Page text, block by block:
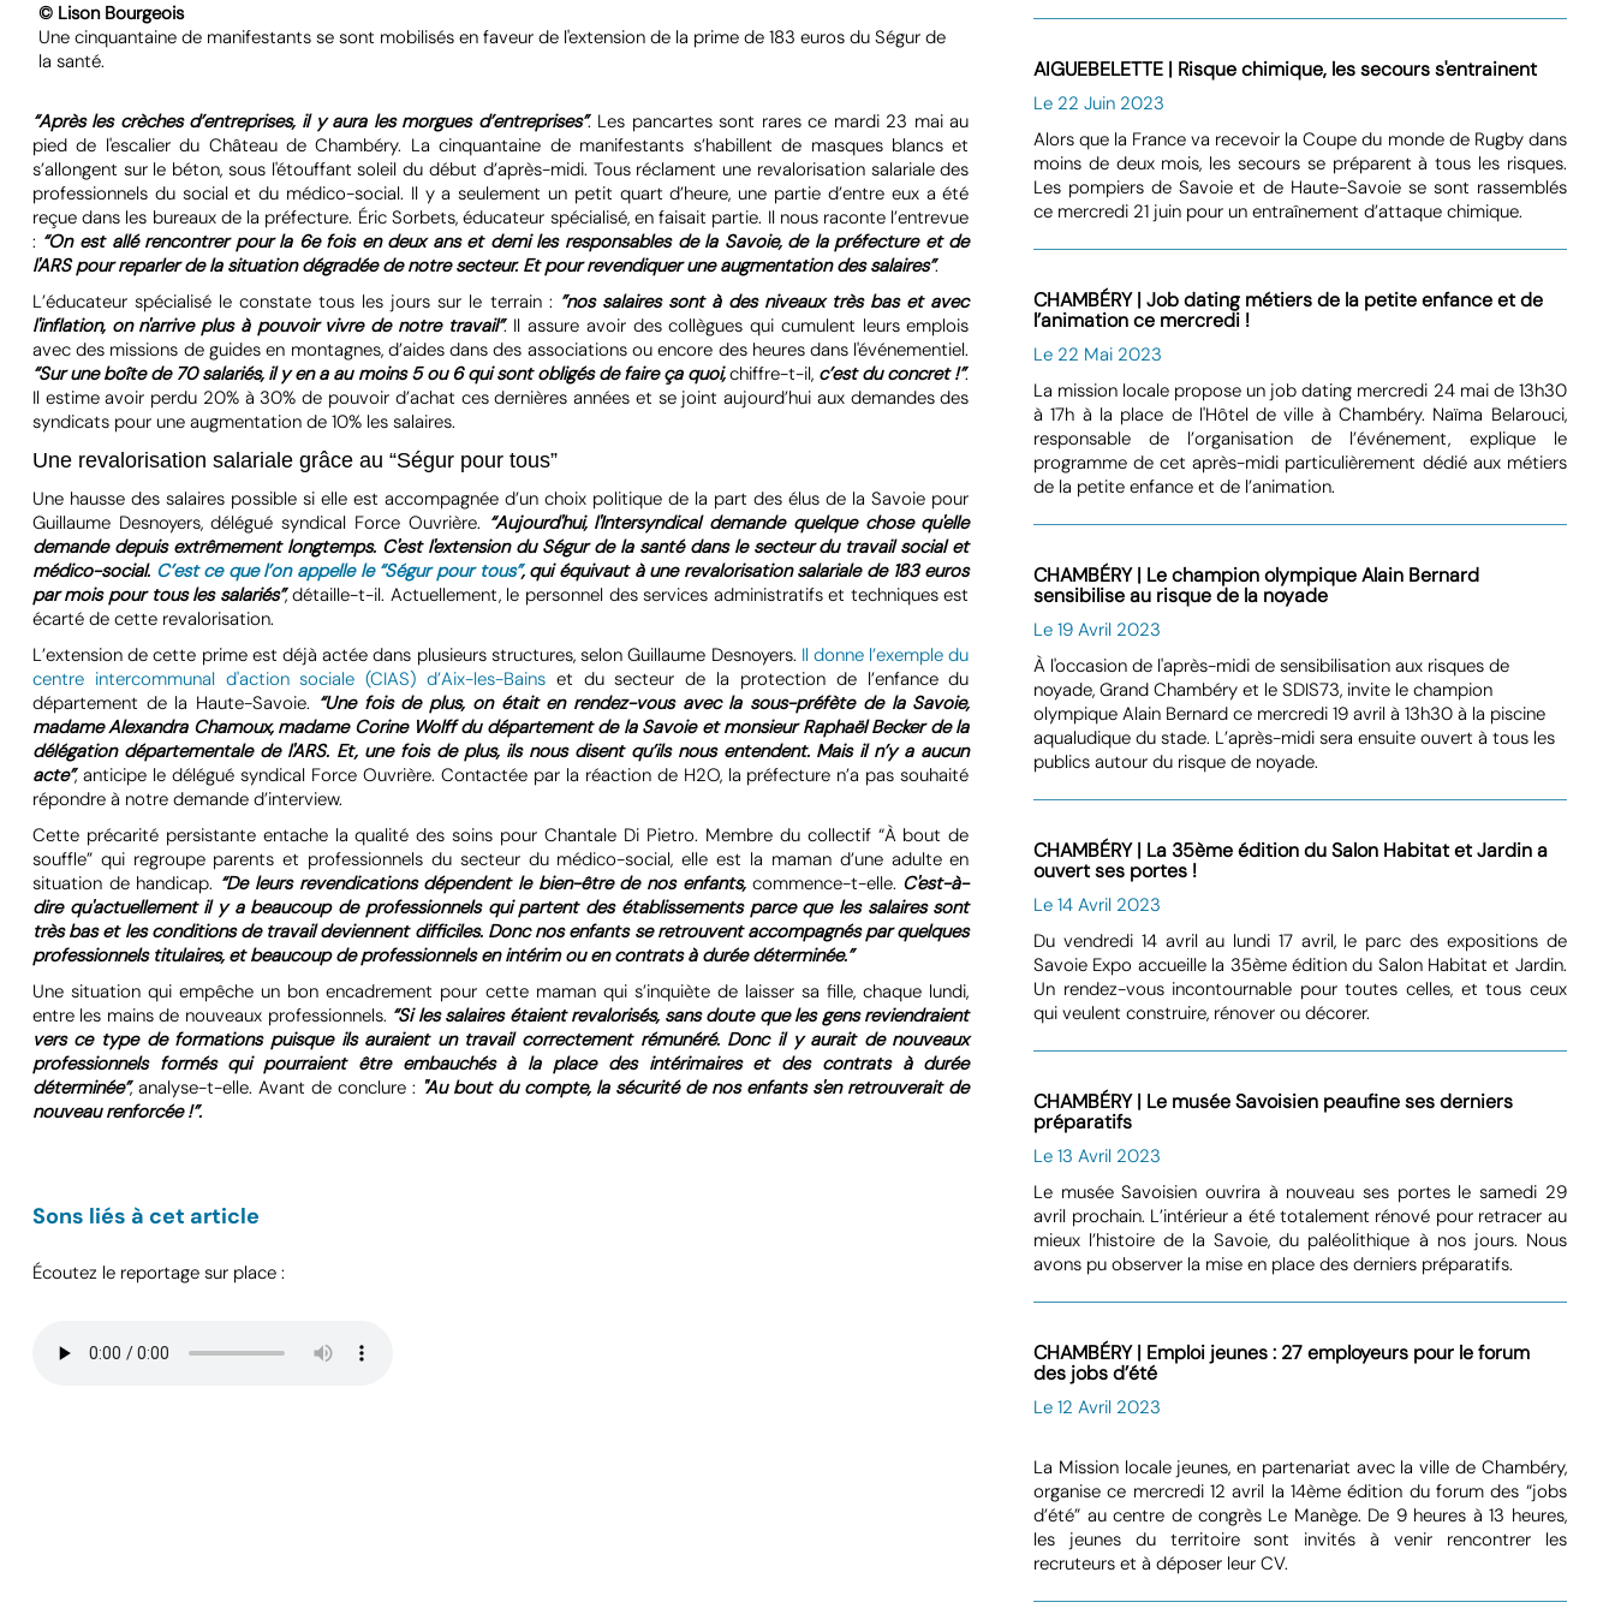
© Lison Bourgeois
Une cinquantaine de manifestants se sont mobilisés en faveur de l'extension de la prime de 183 euros du Ségur de
la santé.
“Après les crèches d’entreprises, il y aura les morgues d’entreprises”. Les pancartes sont rares ce mardi 23 mai au
pied de l'escalier du Château de Chambéry. La cinquantaine de manifestants s’habillent de masques blancs et
s’allongent sur le béton, sous l'étouffant soleil du début d’après-midi. Tous réclament une revalorisation salariale des
professionnels du social et du médico-social. Il y a seulement un petit quart d’heure, une partie d’entre eux a été
reçue dans les bureaux de la préfecture. Éric Sorbets, éducateur spécialisé, en faisait partie. Il nous raconte l’entrevue
: “On est allé rencontrer pour la 6e fois en deux ans et demi les responsables de la Savoie, de la préfecture et de
l'ARS pour reparler de la situation dégradée de notre secteur. Et pour revendiquer une augmentation des salaires”.
L’éducateur spécialisé le constate tous les jours sur le terrain : ”nos salaires sont à des niveaux très bas et avec
l'inflation, on n'arrive plus à pouvoir vivre de notre travail”. Il assure avoir des collègues qui cumulent leurs emplois
avec des missions de guides en montagnes, d’aides dans des associations ou encore des heures dans l'événementiel.
“Sur une boîte de 70 salariés, il y en a au moins 5 ou 6 qui sont obligés de faire ça quoi,chiffre-t-il, c’est du concret !”.
Il estime avoir perdu 20% à 30% de pouvoir d’achat ces dernières années et se joint aujourd’hui aux demandes des
syndicats pour une augmentation de 10% les salaires.
Une revalorisation salariale grâce au “Ségur pour tous”
Une hausse des salaires possible si elle est accompagnée d’un choix politique de la part des élus de la Savoie pour
Guillaume Desnoyers, délégué syndical Force Ouvrière. “Aujourd'hui, l'Intersyndical demande quelque chose qu'elle
demande depuis extrêmement longtemps. C'est l'extension du Ségur de la santé dans le secteur du travail social et
médico-social. C’est ce que l’on appelle le “Ségur pour tous”, qui équivaut à une revalorisation salariale de 183 euros
par mois pour tous les salariés”, détaille-t-il. Actuellement, le personnel des services administratifs et techniques est
écarté de cette revalorisation.
L’extension de cette prime est déjà actée dans plusieurs structures, selon Guillaume Desnoyers. Il donne l’exemple du
centre intercommunal d'action sociale (CIAS) d’Aix-les-Bains et du secteur de la protection de l’enfance du
département de la Haute-Savoie. “Une fois de plus, on était en rendez-vous avec la sous-préfète de la Savoie,
madame Alexandra Chamoux, madame Corine Wolff du département de la Savoie et monsieur Raphaël Becker de la
délégation départementale de l'ARS. Et, une fois de plus, ils nous disent qu’ils nous entendent. Mais il n’y a aucun
acte”, anticipe le délégué syndical Force Ouvrière. Contactée par la réaction de H2O, la préfecture n’a pas souhaité
répondre à notre demande d’interview.
Cette précarité persistante entache la qualité des soins pour Chantale Di Pietro. Membre du collectif “À bout de
souffle” qui regroupe parents et professionnels du secteur du médico-social, elle est la maman d’une adulte en
situation de handicap. “De leurs revendications dépendent le bien-être de nos enfants,commence-t-elle. C'est-à-
dire qu'actuellement il y a beaucoup de professionnels qui partent des établissements parce que les salaires sont
très bas et les conditions de travail deviennent difficiles. Donc nos enfants se retrouvent accompagnés par quelques
professionnels titulaires, et beaucoup de professionnels en intérim ou en contrats à durée déterminée.”
Une situation qui empêche un bon encadrement pour cette maman qui s’inquiète de laisser sa fille, chaque lundi,
entre les mains de nouveaux professionnels. “Si les salaires étaient revalorisés, sans doute que les gens reviendraient
vers ce type de formations puisque ils auraient un travail correctement rémunéré. Donc il y aurait de nouveaux
professionnels formés qui pourraient être embauchés à la place des intérimaires et des contrats à durée
déterminée”, analyse-t-elle. Avant de conclure : "Au bout du compte, la sécurité de nos enfants s'en retrouverait de
nouveau renforcée !”.
Sons liés à cet article
Écoutez le reportage sur place :
AIGUEBELETTE | Risque chimique, les secours s'entrainent
Le 22 Juin 2023
Alors que la France va recevoir la Coupe du monde de Rugby dans
moins de deux mois, les secours se préparent à tous les risques.
Les pompiers de Savoie et de Haute-Savoie se sont rassemblés
ce mercredi 21 juin pour un entraînement d’attaque chimique.
CHAMBÉRY | Job dating métiers de la petite enfance et de
l’animation ce mercredi !
Le 22 Mai 2023
La mission locale propose un job dating mercredi 24 mai de 13h30
à 17h à la place de l'Hôtel de ville à Chambéry. Naïma Belarouci,
responsable de l’organisation de l’événement, explique le
programme de cet après-midi particulièrement dédié aux métiers
de la petite enfance et de l’animation.
CHAMBÉRY | Le champion olympique Alain Bernard
sensibilise au risque de la noyade
Le 19 Avril 2023
À l'occasion de l'après-midi de sensibilisation aux risques de
noyade, Grand Chambéry et le SDIS73, invite le champion
olympique Alain Bernard ce mercredi 19 avril à 13h30 à la piscine
aqualudique du stade. L’après-midi sera ensuite ouvert à tous les
publics autour du risque de noyade.
CHAMBÉRY | La 35ème édition du Salon Habitat et Jardin a
ouvert ses portes !
Le 14 Avril 2023
Du vendredi 14 avril au lundi 17 avril, le parc des expositions de
Savoie Expo accueille la 35ème édition du Salon Habitat et Jardin.
Un rendez-vous incontournable pour toutes celles, et tous ceux
qui veulent construire, rénover ou décorer.
CHAMBÉRY | Le musée Savoisien peaufine ses derniers
préparatifs
Le 13 Avril 2023
Le musée Savoisien ouvrira à nouveau ses portes le samedi 29
avril prochain. L’intérieur a été totalement rénové pour retracer au
mieux l’histoire de la Savoie, du paléolithique à nos jours. Nous
avons pu observer la mise en place des derniers préparatifs.
CHAMBÉRY | Emploi jeunes : 27 employeurs pour le forum
des jobs d’été
Le 12 Avril 2023
La Mission locale jeunes, en partenariat avec la ville de Chambéry,
organise ce mercredi 12 avril la 14ème édition du forum des “jobs
d’été” au centre de congrès Le Manège. De 9 heures à 13 heures,
les jeunes du territoire sont invités à venir rencontrer les
recruteurs et à déposer leur CV.